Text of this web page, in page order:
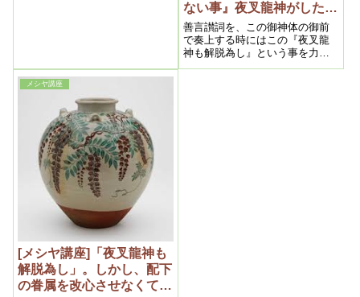
め、正守護人の霊力を強くし
て、邪神の頭目と闘って勝たね
ば天国人になるのは出来ないか
らである。
ない事』夜叉龍神がしたこ
と 2015年11月⑥ （私
達の学び目からウロコの内
容より）
善言讃詞を、この御神体の御前
で奏上する時にはこの『夜叉龍
神も解脱為し』という事を力強
くですね、心を込めて発声して
メシヤ講座
[メシヤ講座]「夜叉龍神も
解脱為し」。しかし、配下
の眷属を改心させなくては